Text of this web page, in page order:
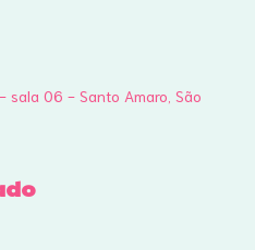
sala 06 - Santo Amaro, São